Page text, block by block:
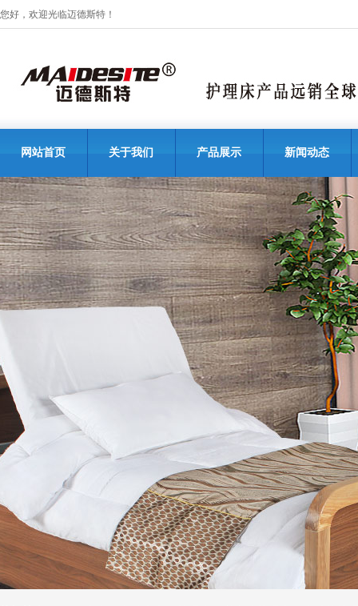
您好，欢迎光临迈德斯特！
网站首页 关于我们 产品展示 新闻动态